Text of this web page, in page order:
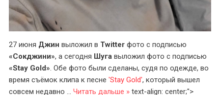
27 июня Джин выложил в Twitter фото с подписью
«Сокджини», а сегодня Шуга выложил фото с подписью
«Stay Gold». Обе фото были сделаны, судя по одежде, во
время съёмок клипа к песне 'Stay Gold', который вышел
совсем недавно ... Читать дальше » text-align: center;">